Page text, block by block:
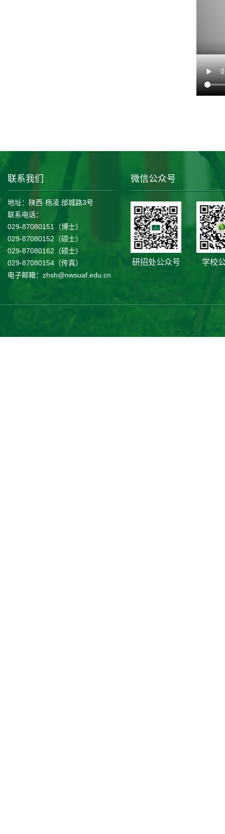
联系我们
地址：陕西·杨凌.邰城路3号
联系电话：
029-87080151（博士）
029-87080152（硕士）
029-87080162（硕士）
029-87080154（传真）
电子邮箱：zhsh@nwsuaf.edu.cn
微信公众号
研招处公众号 学校